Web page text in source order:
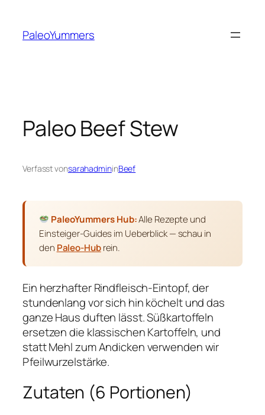
springen
PaleoYummers
Paleo Beef Stew
Verfasst vonsarahadmininBeef
PaleoYummers Hub:Alle Rezepte und
Einsteiger-Guides im Ueberblick — schau in
den Paleo-Hubrein.
Ein herzhafter Rindfleisch-Eintopf, der
stundenlang vor sich hin köchelt und das
ganze Haus duften lässt. Süßkartoffeln
ersetzen die klassischen Kartoffeln, und
statt Mehl zum Andicken verwenden wir
Pfeilwurzelstärke.
Zutaten (6 Portionen)